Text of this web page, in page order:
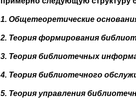
1. Общетеоретические
2. Теория формирования
3. Теория библиотечных
4. Теория библиотечного
5. Теория управления